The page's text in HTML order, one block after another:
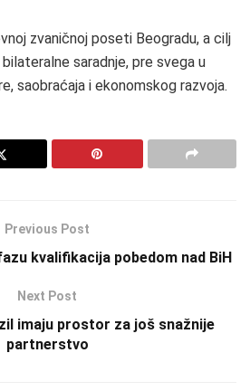
zvaničnoj poseti Beogradu, a cilj
saradnje, pre svega u
saobraćaja i ekonomskog razvoja.
Previous Post
kvalifikacija pobedom nad BiH
Next Post
imaju prostor za još snažnije
partnerstvo